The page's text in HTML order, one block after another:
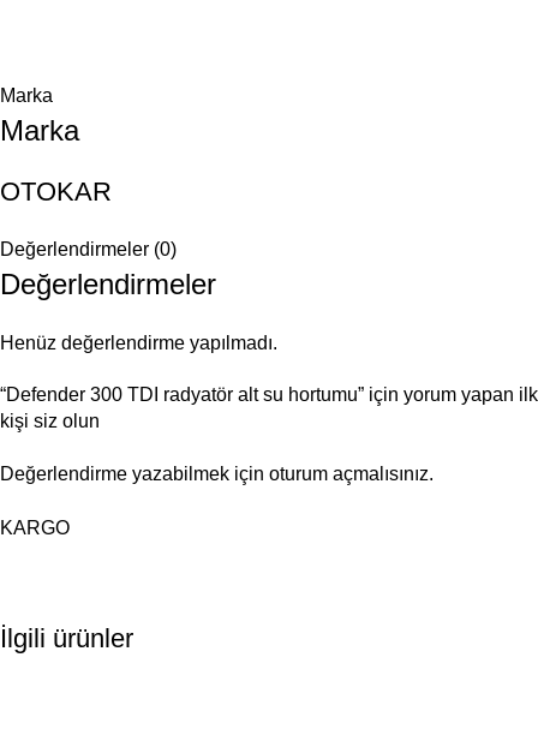
Marka
Marka
OTOKAR
Değerlendirmeler (0)
Değerlendirmeler
Henüz değerlendirme yapılmadı.
“Defender 300 TDI radyatör alt su hortumu” için yorum yapan ilk
kişi siz olun
Değerlendirme yazabilmek için oturum açmalısınız.
KARGO
İlgili ürünler